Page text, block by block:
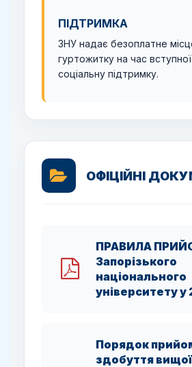
ПІДТРИМКА
ЗНУ надає безоплатне
гуртожитку на час вступної
соціальну підтримку.
ОФІЦІЙНІ
ПРАВИЛА
Запорізького
національного
університету у
Порядок
здобуття вищої